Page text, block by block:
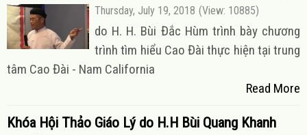
Thursday, July 19, 2018 (View: 10885)
do H. H. Bùi Đắc Hùm trình bày chương
trình tìm hiểu Cao Đài thực hiện tại trung
tâm Cao Đài - Nam California
Read More
Khóa Hội Thảo Giáo Lý do H.H Bùi Quang Khanh